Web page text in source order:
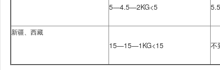
5—4.5—2KG<5
新疆、西藏
15—15—1KG<15 不